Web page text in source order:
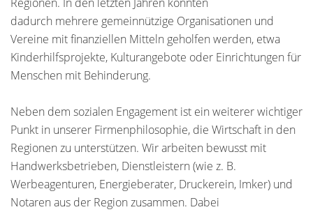
dadurch mehrere gemeinnützige Organisationen und
Vereine mit finanziellen Mitteln geholfen werden, etwa
Kinderhilfsprojekte, Kulturangebote oder Einrichtungen für
Menschen mit Behinderung.
Neben dem sozialen Engagement ist ein weiterer wichtiger
Punkt in unserer Firmenphilosophie, die Wirtschaft in den
Regionen zu unterstützen. Wir arbeiten bewusst mit
Handwerksbetrieben, Dienstleistern (wie z. B.
Werbeagenturen, Energieberater, Druckerein, Imker) und
Notaren aus der Region zusammen. Dabei